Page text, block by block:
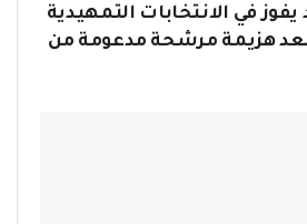
في الانتخابات التمهيدية
هزيمة مرشحة مدعومة من